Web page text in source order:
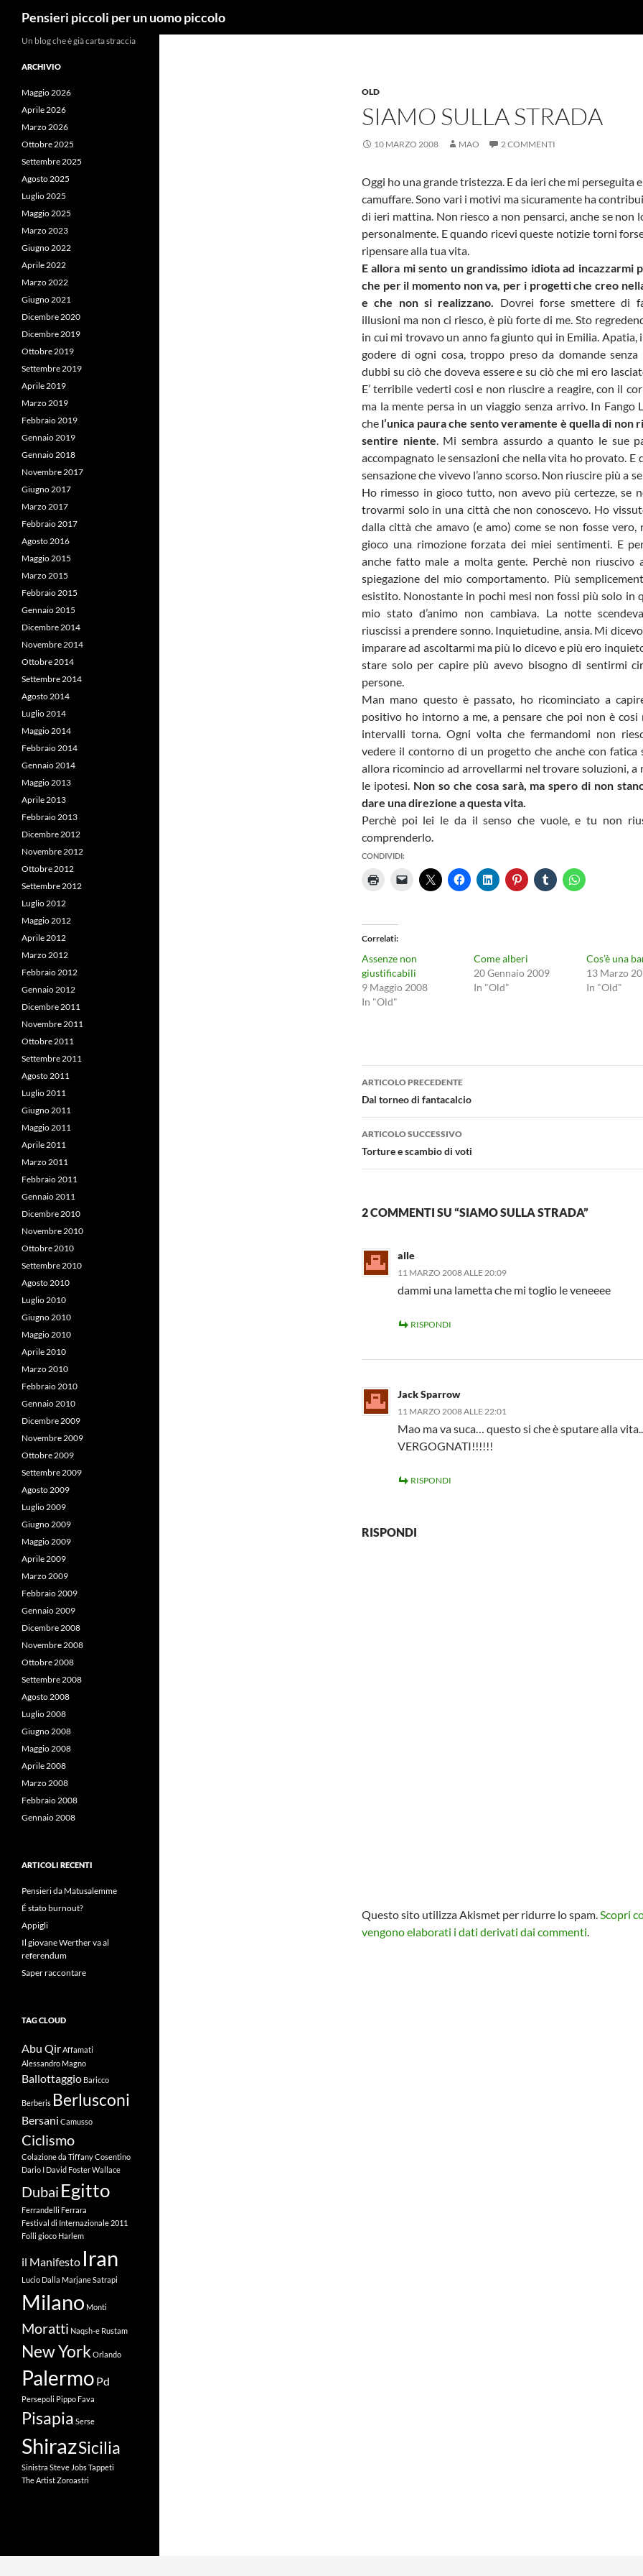
Pensieri piccoli per un uomo piccolo
OLD
SIAMO SULLA STRADA
10 MARZO 2008 MAO 2 COMMENTI
Oggi ho una grande tristezza. E da ieri che mi perseguita
camuffare. Sono vari i motivi ma sicuramente ha
di ieri mattina. Non riesco a non pensarci, anche se non
personalmente. E quando ricevi queste notizie torni
ripensare alla tua vita.
E allora mi sento un grandissimo idiota ad incazzarmi
che per il momento non va, per i progetti che creo
e che non si realizzano. Dovrei forse smettere di
illusioni ma non ci riesco, è più forte di me. Sto
in cui mi trovavo un anno fa giunto qui in Emilia. Apatia,
godere di ogni cosa, troppo preso da domande senza
dubbi su ciò che doveva essere e su ciò che mi ero
E’ terribile vederti cosi e non riuscire a reagire, con il
ma la mente persa in un viaggio senza arrivo. In Fango
che l’unica paura che sento veramente è quella di non
sentire niente. Mi sembra assurdo a quanto le sue
accompagnato le sensazioni che nella vita ho provato. E
sensazione che vivevo l’anno scorso. Non riuscire più a
Ho rimesso in gioco tutto, non avevo più certezze, se
trovarmi solo in una città che non conoscevo. Ho
dalla città che amavo (e amo) come se non fosse vero,
gioco una rimozione forzata dei miei sentimenti. E
anche fatto male a molta gente. Perchè non riuscivo
spiegazione del mio comportamento. Più
esistito. Nonostante in pochi mesi non fossi più solo in
mio stato d’animo non cambiava. La notte
riuscissi a prendere sonno. Inquietudine, ansia. Mi
imparare ad ascoltarmi ma più lo dicevo e più ero
stare solo per capire più avevo bisogno di sentirmi
persone.
Man mano questo è passato, ho ricominciato a
positivo ho intorno a me, a pensare che poi non è cosi
intervalli torna. Ogni volta che fermandomi non
vedere il contorno di un progetto che anche con fatica
allora ricomincio ad arrovellarmi nel trovare soluzioni, a
le ipotesi. Non so che cosa sarà, ma spero di non
dare una direzione a questa vita.
Perchè poi lei le da il senso che vuole, e tu non
comprenderlo.
CONDIVIDI:
Correlati
Assenze non
giustificabili
9 Maggio 2008
In "Old"
Come alberi
20 Gennaio 2009
In "Old"
Cos’è una
13 Marzo
In "Old"
Navigazione
articolo
ARTICOLO PRECEDENTE
Dal torneo di fantacalcio
ARTICOLO SUCCESSIVO
Torture e scambio di voti
2 COMMENTI SU “SIAMO SULLA STRADA”
alle
11 MARZO 2008 ALLE 20:09
dammi una lametta che mi toglio le veneeee
RISPONDI
Jack Sparrow
11 MARZO 2008 ALLE 22:01
Mao ma va suca… questo si che è sputare alla vita..
VERGOGNATI!!!!!!
RISPONDI
RISPONDI
Questo sito utilizza Akismet per ridurre lo spam.Scopri
vengono elaborati i dati derivati dai commenti.
Un blog che è già carta straccia
ARCHIVIO
Maggio 2026
Aprile 2026
Marzo 2026
Ottobre 2025
Settembre 2025
Agosto 2025
Luglio 2025
Maggio 2025
Marzo 2023
Giugno 2022
Aprile 2022
Marzo 2022
Giugno 2021
Dicembre 2020
Dicembre 2019
Ottobre 2019
Settembre 2019
Aprile 2019
Marzo 2019
Febbraio 2019
Gennaio 2019
Gennaio 2018
Novembre 2017
Giugno 2017
Marzo 2017
Febbraio 2017
Agosto 2016
Maggio 2015
Marzo 2015
Febbraio 2015
Gennaio 2015
Dicembre 2014
Novembre 2014
Ottobre 2014
Settembre 2014
Agosto 2014
Luglio 2014
Maggio 2014
Febbraio 2014
Gennaio 2014
Maggio 2013
Aprile 2013
Febbraio 2013
Dicembre 2012
Novembre 2012
Ottobre 2012
Settembre 2012
Luglio 2012
Maggio 2012
Aprile 2012
Marzo 2012
Febbraio 2012
Gennaio 2012
Dicembre 2011
Novembre 2011
Ottobre 2011
Settembre 2011
Agosto 2011
Luglio 2011
Giugno 2011
Maggio 2011
Aprile 2011
Marzo 2011
Febbraio 2011
Gennaio 2011
Dicembre 2010
Novembre 2010
Ottobre 2010
Settembre 2010
Agosto 2010
Luglio 2010
Giugno 2010
Maggio 2010
Aprile 2010
Marzo 2010
Febbraio 2010
Gennaio 2010
Dicembre 2009
Novembre 2009
Ottobre 2009
Settembre 2009
Agosto 2009
Luglio 2009
Giugno 2009
Maggio 2009
Aprile 2009
Marzo 2009
Febbraio 2009
Gennaio 2009
Dicembre 2008
Novembre 2008
Ottobre 2008
Settembre 2008
Agosto 2008
Luglio 2008
Giugno 2008
Maggio 2008
Aprile 2008
Marzo 2008
Febbraio 2008
Gennaio 2008
ARTICOLI RECENTI
Pensieri da Matusalemme
É stato burnout?
Appigli
Il giovane Werther va al
referendum
Saper raccontare
TAG CLOUD
Abu QirAffamati
Alessandro Magno
Ballottaggio Baricco
Berberis Berlusconi
Bersani Camusso
Ciclismo
Colazione da TiffanyCosentino
Dario I David Foster Wallace
Dubai Egitto
Ferrandelli Ferrara
Festival di Internazionale 2011
Folli gioco Harlem
il Manifesto Iran
Lucio Dalla Marjane Satrapi
Milano Monti
Moratti Naqsh-e Rustam
New York Orlando
Palermo Pd
Persepoli Pippo Fava
Pisapia Serse
ShirazSicilia
Sinistra Steve JobsTappeti
The ArtistZoroastri